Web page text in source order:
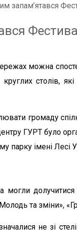
запам’ятався
можна
круглих столів,
громаду
ГУРТ було
парку імені Лесі
могли
та зміни»,
не зі